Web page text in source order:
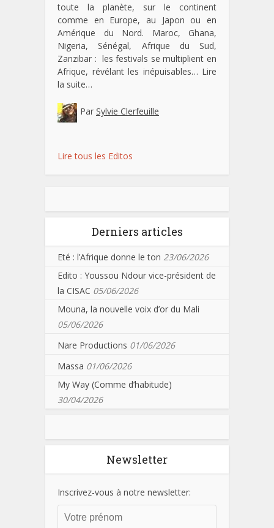
toute la planète, sur le continent
comme en Europe, au Japon ou en
Amérique du Nord. Maroc, Ghana,
Nigeria, Sénégal, Afrique du Sud,
Zanzibar : les festivals se multiplient en
Afrique, révélant les inépuisables… Lire
la suite…
Par Sylvie Clerfeuille
Lire tous les Editos
Derniers articles
Eté : l’Afrique donne le ton 23/06/2026
Edito : Youssou Ndour vice-président de
la CISAC 05/06/2026
Mouna, la nouvelle voix d’or du Mali
05/06/2026
Nare Productions 01/06/2026
Massa 01/06/2026
My Way (Comme d’habitude)
30/04/2026
Newsletter
Inscrivez-vous à notre newsletter: